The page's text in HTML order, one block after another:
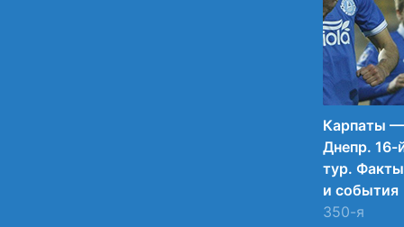
12:25
10
Карпаты —
Днепр. 16-
тур. Факты
и события
350-я